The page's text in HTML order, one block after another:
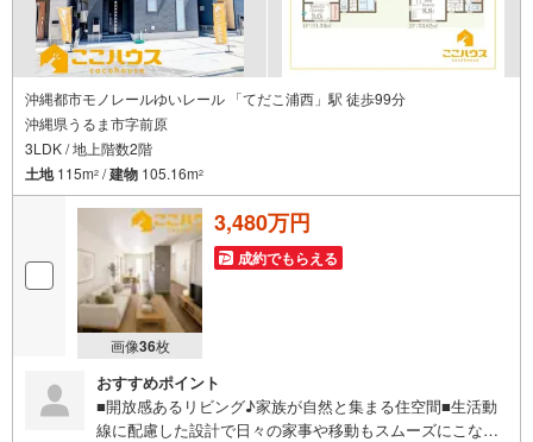
沖縄都市モノレールゆいレール 「てだこ浦西」駅 徒歩99分
沖縄県うるま市字前原
3LDK / 地上階数2階
土地115m2 /建物 105.16m2
画像36枚
3,480万円
成約でもらえる
おすすめポイント
■開放感あるリビング♪家族が自然と集まる住空間■生活動
線に配慮した設計で日々の家事や移動もスムーズにこなせ